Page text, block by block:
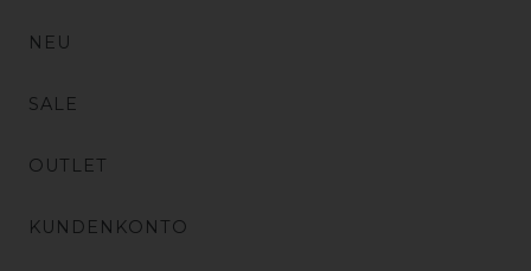
NEU
SALE
OUTLET
KUNDENKONTO